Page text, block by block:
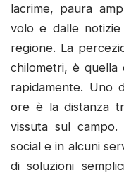
lacrime, paura
volo e dalle
regione. La
chilometri, è quella
rapidamente. Uno
ore è la distanza
vissuta sul
social e in alcuni
di soluzioni